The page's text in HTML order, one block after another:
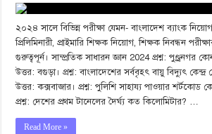
২০২৪ সালে বিভিন্ন পরীক্ষা যেমন- বাংলাদেশ ব্যাংক
প্রিলিমিনারী, প্রাইমারি শিক্ষক নিয়োগ, শিক্ষক নিবন্ধন
গুরুত্বপূর্ন। সাম্প্রতিক সাধারন জ্ঞান 2024 প্রশ্ন: পুণ্ড্রনগর
উত্তর: বগুড়া। প্রশ্ন: বাংলাদেশের সর্ববৃহৎ বায়ু বিদ্যুৎ
উত্তর: কক্সবাজার। প্রশ্ন: পুলিশি সাহায্য পাওয়ার শর্টকোড
প্রশ্ন: দেশের প্রথম টানেলের দৈর্ঘ্য কত কিলোমিটার? …
Read More »